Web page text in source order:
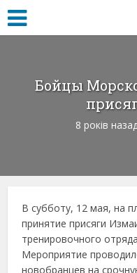
Бойцы
8 років
В субботу, 12 мая, на
принятие присяги
тренировочного
Мероприятие
новобранцев на